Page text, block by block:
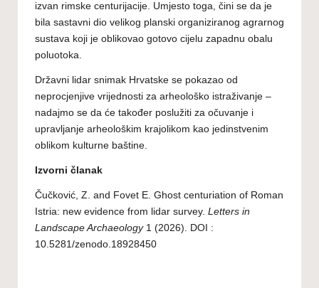
izvan rimske centurijacije. Umjesto toga, čini se da je
bila sastavni dio velikog planski organiziranog agrarnog
sustava koji je oblikovao gotovo cijelu zapadnu obalu
poluotoka.
Državni lidar snimak Hrvatske se pokazao od
neprocjenjive vrijednosti za arheološko istraživanje –
nadajmo se da će također poslužiti za očuvanje i
upravljanje arheološkim krajolikom kao jedinstvenim
oblikom kulturne baštine.
Izvorni članak
Čučković, Z. and Fovet E. Ghost centuriation of Roman
Istria: new evidence from lidar survey. Letters in
Landscape Archaeology1 (2026). DOI :
10.5281/zenodo.18928450